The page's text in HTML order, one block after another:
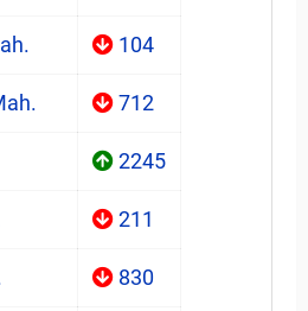
104
712
2245
211
830